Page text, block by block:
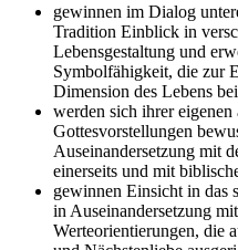
gewinnen im Dialog
Tradition Einblick in
Lebensgestaltung und
Symbolfähigkeit, die zur
Dimension des Lebens
werden sich ihrer eigenen
Gottesvorstellungen
Auseinandersetzung mit
einerseits und mit
gewinnen Einsicht in das
in Auseinandersetzung
Werteorientierungen, die